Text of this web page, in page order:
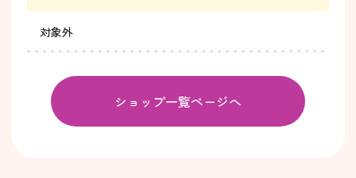
対象外
ショップ一覧ページへ